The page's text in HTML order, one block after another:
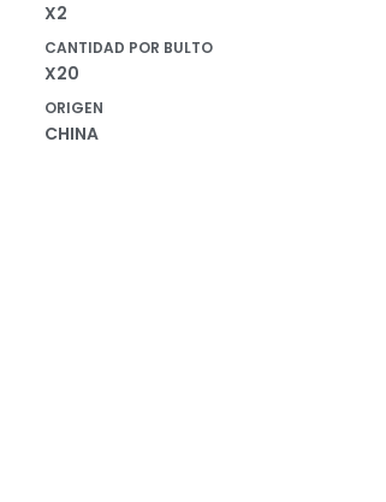
X2
CANTIDAD POR BULTO
X20
ORIGEN
CHINA